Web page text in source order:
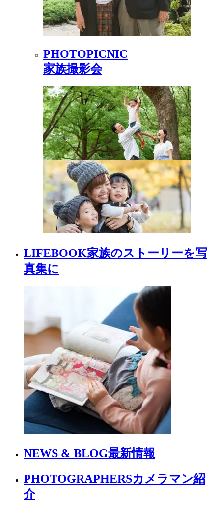
PHOTOPICNIC
家族撮影会
LIFEBOOK家族のストーリーを写
真集に
NEWS & BLOG最新情報
PHOTOGRAPHERSカメラマン紹
介